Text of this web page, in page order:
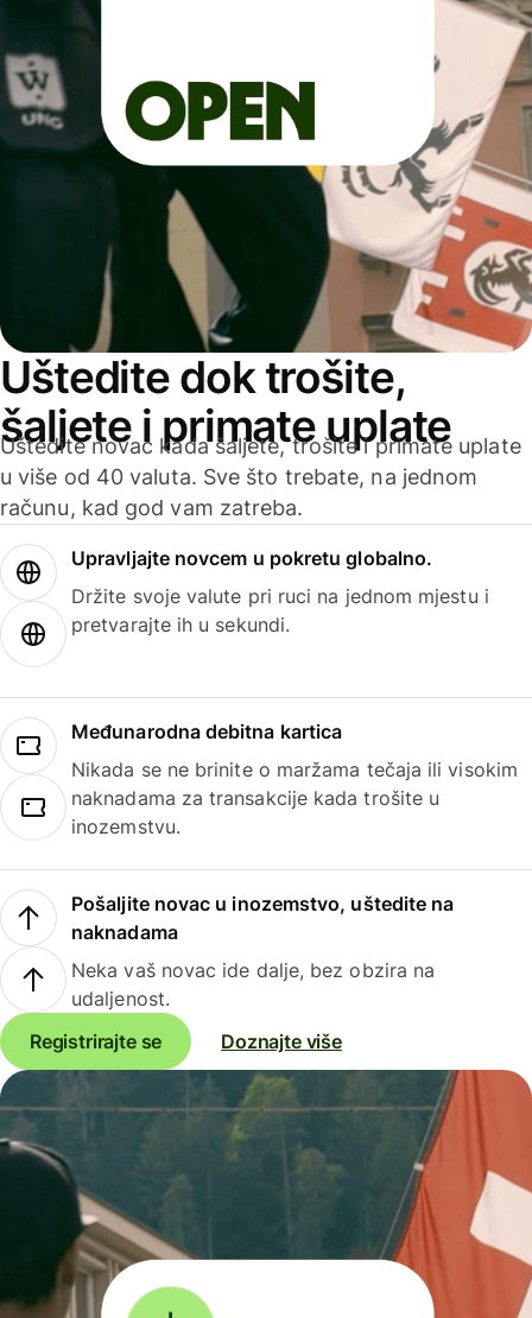
Uštedite dok trošite,
šaljete i primate uplate
Uštedite novac kada šaljete, trošite i primate uplate
u više od 40 valuta. Sve što trebate, na jednom
računu, kad god vam zatreba.
Upravljajte novcem u pokretu globalno.
Držite svoje valute pri ruci na jednom mjestu i
pretvarajte ih u sekundi.
Međunarodna debitna kartica
Nikada se ne brinite o maržama tečaja ili visokim
naknadama za transakcije kada trošite u
inozemstvu.
Pošaljite novac u inozemstvo, uštedite na
naknadama
Neka vaš novac ide dalje, bez obzira na
udaljenost.
Registrirajte se
Doznajte više